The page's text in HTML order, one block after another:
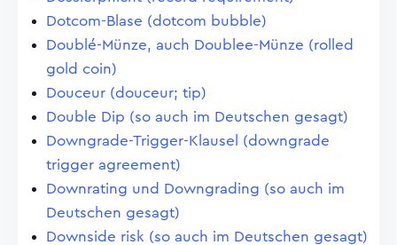
Dotcom-Blase (dotcom bubble)
Doublé-Münze, auch Doublee-Münze (rolled
gold coin)
Douceur (douceur; tip)
Double Dip (so auch im Deutschen gesagt)
Downgrade-Trigger-Klausel (downgrade
trigger agreement)
Downrating und Downgrading (so auch im
Deutschen gesagt)
Downside risk (so auch im Deutschen gesagt)